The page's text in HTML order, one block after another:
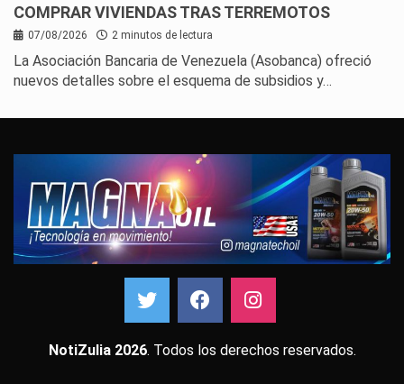
COMPRAR VIVIENDAS TRAS TERREMOTOS
07/08/2026 2 minutos de lectura
La Asociación Bancaria de Venezuela (Asobanca) ofreció
nuevos detalles sobre el esquema de subsidios y…
NotiZulia 2026. Todos los derechos reservados.